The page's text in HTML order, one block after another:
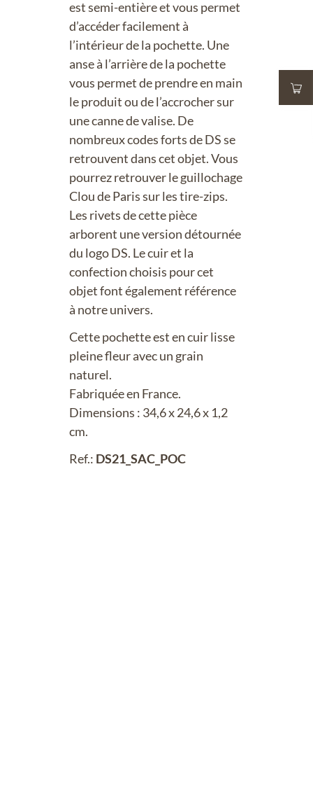
est semi-entière et vous permet
d’accéder facilement à
l’intérieur de la pochette. Une
anse à l’arrière de la pochette
vous permet de prendre en main
le produit ou de l’accrocher sur
une canne de valise. De
nombreux codes forts de DS se
retrouvent dans cet objet. Vous
pourrez retrouver le guillochage
Clou de Paris sur les tire-zips.
Les rivets de cette pièce
arborent une version détournée
du logo DS. Le cuir et la
confection choisis pour cet
objet font également référence
à notre univers.
Cette pochette est en cuir lisse
pleine fleur avec un grain
naturel.
Fabriquée en France.
Dimensions : 34,6 x 24,6 x 1,2
cm.
Ref.: DS21_SAC_POC